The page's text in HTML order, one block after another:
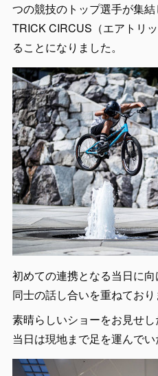
つの競技のトップ選手が集
TRICK CIRCUS（エアトリ
ることになりました。
初めての連携となる当日に
同士の話し合いを重ねており
素晴らしいショーをお見せ
当日は現地まで足を運んでい